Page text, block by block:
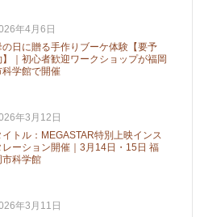
年4月6日
の日に贈る手作りブーケ体験【要予
】｜初心者歓迎ワークショップが福岡
科学館で開催
年3月12日
イトル：MEGASTAR特別上映インス
レーション開催｜3月14日・15日 福
市科学館
年3月11日